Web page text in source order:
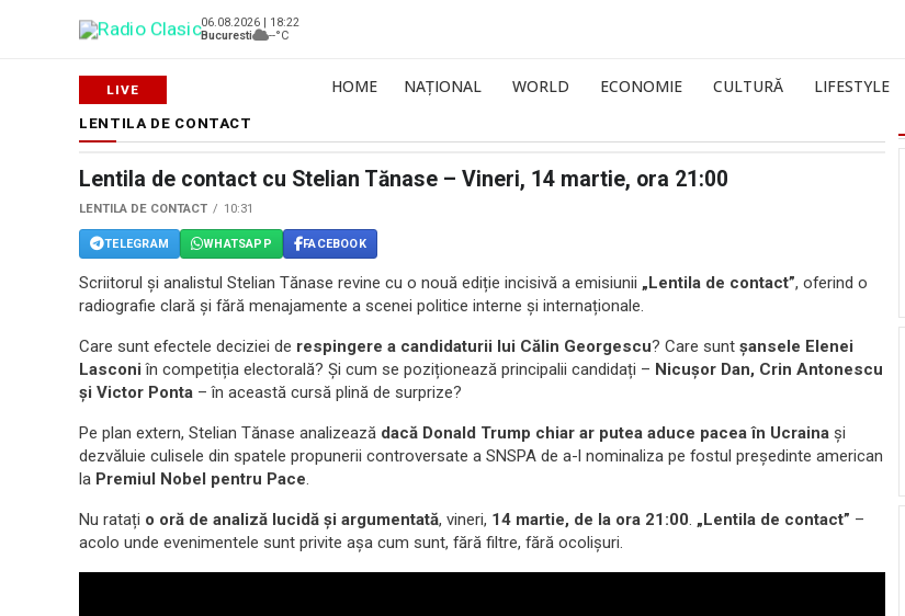
06.08.2026 | 18:22
Bucuresti
--°C
HOME NAȚIONAL WORLD ECONOMIE CULTURĂ LIFESTYLE
LENTILA DE CONTACT
Lentila de contact cu Stelian Tănase – Vineri, 14 martie, ora 21:00
LENTILA DE CONTACT 10:31
TELEGRAM WHATSAPP FACEBOOK
Scriitorul și analistul Stelian Tănase revine cu o nouă ediție incisivă a emisiunii „Lentila de contact”, oferind o
radiografie clară și fără menajamente a scenei politice interne și internaționale.
Care sunt efectele deciziei de respingere a candidaturii lui Călin Georgescu? Care sunt șansele Elenei
Lasconi în competiția electorală? Și cum se poziționează principalii candidați – Nicușor Dan, Crin Antonescu
și Victor Ponta – în această cursă plină de surprize?
Pe plan extern, Stelian Tănase analizează dacă Donald Trump chiar ar putea aduce pacea în Ucraina și
dezvăluie culisele din spatele propunerii controversate a SNSPA de a-l nominaliza pe fostul președinte american
la Premiul Nobel pentru Pace.
Nu ratați o oră de analiză lucidă și argumentată, vineri, 14 martie, de la ora 21:00. „Lentila de contact” –
acolo unde evenimentele sunt privite așa cum sunt, fără filtre, fără ocolișuri.